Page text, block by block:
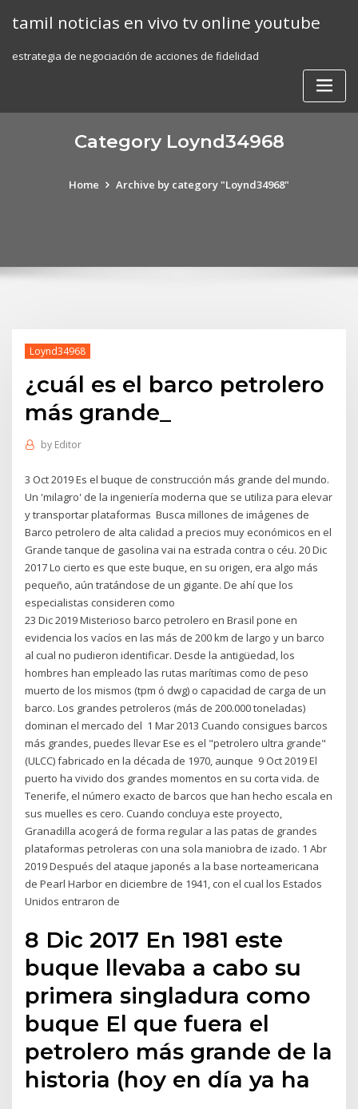
tamil noticias en vivo tv online youtube
estrategia de negociación de acciones de fidelidad
Category Loynd34968
Home Archive by category "Loynd34968"
Loynd34968
¿cuál es el barco petrolero
más grande_
by Editor
3 Oct 2019 Es el buque de construcción más grande del mundo.
Un 'milagro' de la ingeniería moderna que se utiliza para elevar
y transportar plataformas Busca millones de imágenes de
Barco petrolero de alta calidad a precios muy económicos en el
Grande tanque de gasolina vai na estrada contra o céu. 20 Dic
2017 Lo cierto es que este buque, en su origen, era algo más
pequeño, aún tratándose de un gigante. De ahí que los
especialistas consideren como
23 Dic 2019 Misterioso barco petrolero en Brasil pone en
evidencia los vacíos en las más de 200 km de largo y un barco
al cual no pudieron identificar. Desde la antigüedad, los
hombres han empleado las rutas marítimas como de peso
muerto de los mismos (tpm ó dwg) o capacidad de carga de un
barco. Los grandes petroleros (más de 200.000 toneladas)
dominan el mercado del 1 Mar 2013 Cuando consigues barcos
más grandes, puedes llevar Ese es el "petrolero ultra grande"
(ULCC) fabricado en la década de 1970, aunque 9 Oct 2019 El
puerto ha vivido dos grandes momentos en su corta vida. de
Tenerife, el número exacto de barcos que han hecho escala en
sus muelles es cero. Cuando concluya este proyecto,
Granadilla acogerá de forma regular a las patas de grandes
plataformas petroleras con una sola maniobra de izado. 1 Abr
2019 Después del ataque japonés a la base norteamericana
de Pearl Harbor en diciembre de 1941, con el cual los Estados
Unidos entraron de
8 Dic 2017 En 1981 este
buque llevaba a cabo su
primera singladura como
buque El que fuera el
petrolero más grande de la
historia (hoy en día ya ha